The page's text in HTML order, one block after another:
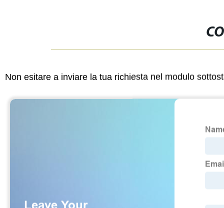
Non esitare a inviare la tua richiesta nel modulo